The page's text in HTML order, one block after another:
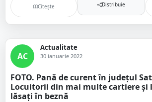
Citește Distribuie
AC
Actualitate
30 ianuarie 2022
FOTO. Pană de curent în județul
Locuitorii din mai multe cartiere și
lăsați în beznă